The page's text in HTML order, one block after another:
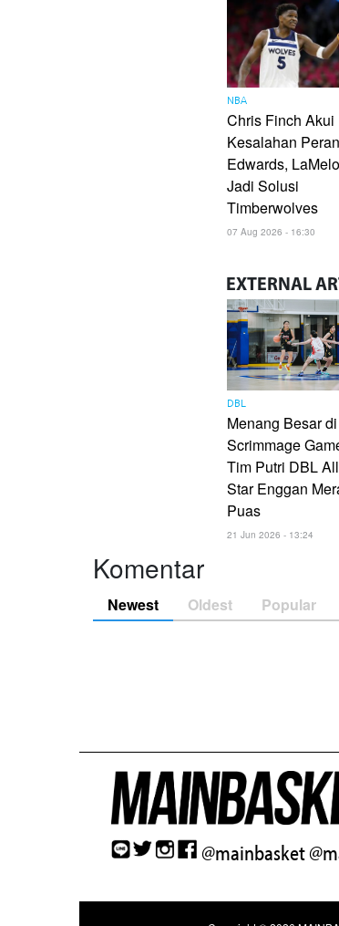
NBA
Chris Finch Akui
Kesalahan Peran
Edwards, LaMelo
Jadi Solusi
Timberwolves
07 Aug 2026 - 16:30
EXTERNAL
DBL
Menang Besar di
Scrimmage
Tim Putri DBL
Star Enggan
Puas
21 Jun 2026 - 13:24
Komentar
Newest Oldest Popular
@mainbasket